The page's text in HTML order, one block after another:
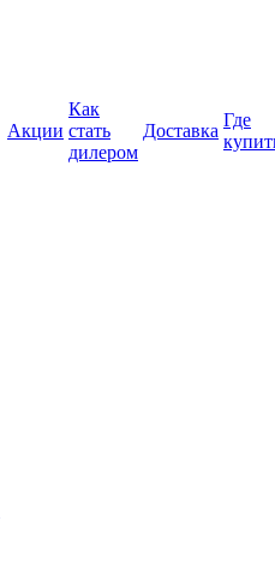
Акции
Как
стать
дилером
Доставка
Где